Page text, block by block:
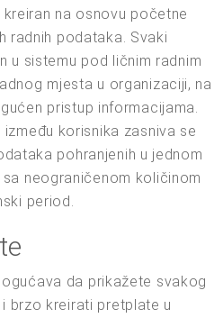
na osnovu početne
radnih podataka. Svaki
u sistemu pod ličnim radnim
mjesta u organizaciji, na
pristup informacijama.
korisnika zasniva se
pohranjenih u jednom
neograničenom količinom
period.
da prikažete svakog
brzo kreirati pretplate u